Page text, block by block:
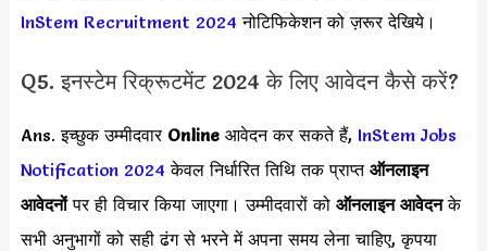
InStem Recruitment 2024 नोटिफिकेशन को ज़रूर देखिये।
Q5. इनस्टेम रिक्रूटमेंट 2024 के लिए आवेदन कैसे करें?
Ans. इच्छुक उम्मीदवार Online आवेदन कर सकते हैं, InStem Jobs
Notification 2024 केवल निर्धारित तिथि तक प्राप्त ऑनलाइन
आवेदनोंपर ही विचार किया जाएगा। उम्मीदवारों को ऑनलाइन आवेदनके
सभी अनुभागों को सही ढंग से भरने में अपना समय लेना चाहिए, कृपया